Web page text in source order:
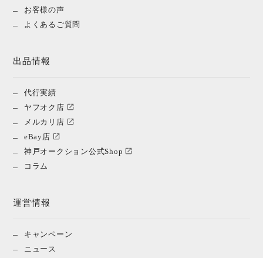
お客様の声
よくあるご質問
出品情報
代行実績
ヤフオク店
メルカリ店
eBay店
神戸オークション公式Shop
コラム
運営情報
キャンペーン
ニュース